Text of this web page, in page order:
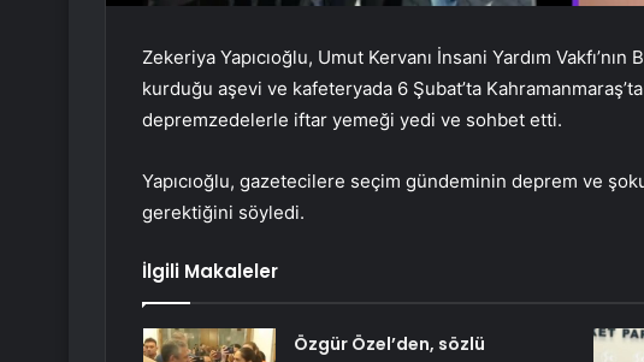
Zekeriya Yapıcıoğlu, Umut Kervanı İnsani Yardım
kurduğu aşevi ve kafeteryada 6 Şubat’ta
depremzedelerle iftar yemeği yedi ve sohbet etti.
Yapıcıoğlu, gazetecilere seçim gündeminin deprem ve
gerektiğini söyledi.
İlgili Makaleler
Özgür Özel’den, sözlü